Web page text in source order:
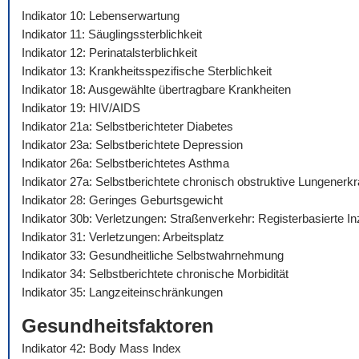
Indikator 10: Lebenserwartung
Indikator 11: Säuglingssterblichkeit
Indikator 12: Perinatalsterblichkeit
Indikator 13: Krankheitsspezifische Sterblichkeit
Indikator 18: Ausgewählte übertragbare Krankheiten
Indikator 19: HIV/AIDS
Indikator 21a: Selbstberichteter Diabetes
Indikator 23a: Selbstberichtete Depression
Indikator 26a: Selbstberichtetes Asthma
Indikator 27a: Selbstberichtete chronisch obstruktive
Indikator 28: Geringes Geburtsgewicht
Indikator 30b: Verletzungen: Straßenverkehr: Registerbasierte
Indikator 31: Verletzungen: Arbeitsplatz
Indikator 33: Gesundheitliche Selbstwahrnehmung
Indikator 34: Selbstberichtete chronische Morbidität
Indikator 35: Langzeiteinschränkungen
Gesundheitsfaktoren
Indikator 42: Body Mass Index